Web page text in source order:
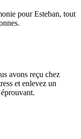
pour Esteban, tout
avons reçu chez
et enlevez un